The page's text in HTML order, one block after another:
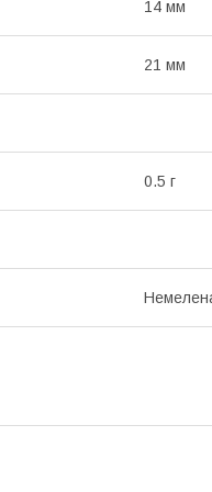
14 мм
21 мм
0.5 г